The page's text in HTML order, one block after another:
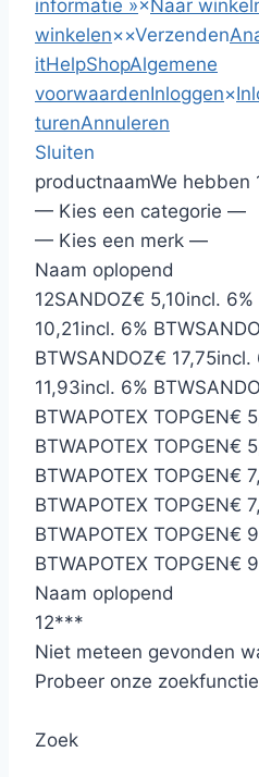
informatie »×Naar
winkelen××Verzenden
itHelpShopAlgemene
voorwaardenInloggen×
turenAnnuleren
Sluiten
productnaamWe hebben
— Kies een categorie —
— Kies een merk —
Naam oplopend
12SANDOZ€ 5,10incl. 6%
10,21incl. 6% BTW
BTWSANDOZ€ 17,75incl.
11,93incl. 6% BTW
BTWAPOTEX TOPGEN€
BTWAPOTEX TOPGEN€
BTWAPOTEX TOPGEN€
BTWAPOTEX TOPGEN€
BTWAPOTEX TOPGEN€
BTWAPOTEX TOPGEN€
Naam oplopend
12***
Niet meteen gevonden
Probeer onze zoekfunctie
Zoek